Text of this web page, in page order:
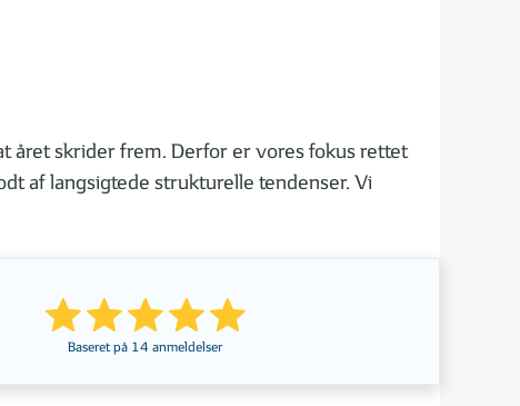
året skrider frem. Derfor er vores fokus rettet
af langsigtede strukturelle tendenser. Vi
Baseret på 14 anmeldelser